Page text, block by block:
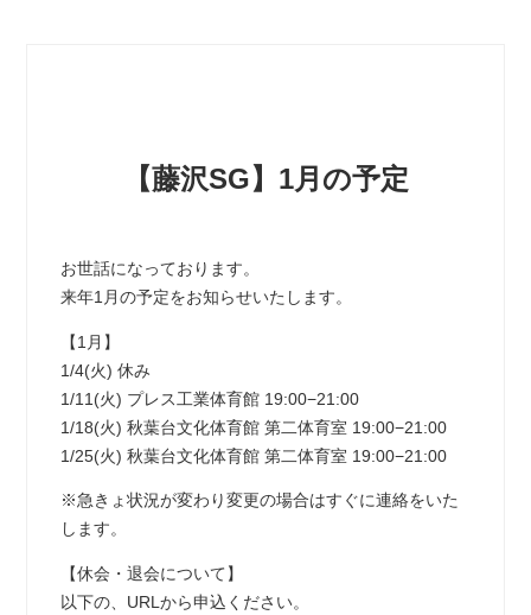
【藤沢SG】1月の予定
お世話になっております。
来年1月の予定をお知らせいたします。
【1月】
1/4(火) 休み
1/11(火) プレス工業体育館 19:00−21:00
1/18(火) 秋葉台文化体育館 第二体育室 19:00−21:00
1/25(火) 秋葉台文化体育館 第二体育室 19:00−21:00
※急きょ状況が変わり変更の場合はすぐに連絡をいた
します。
【休会・退会について】
以下の、URLから申込ください。